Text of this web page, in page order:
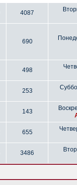
4087
690
498
253
143
655
3486